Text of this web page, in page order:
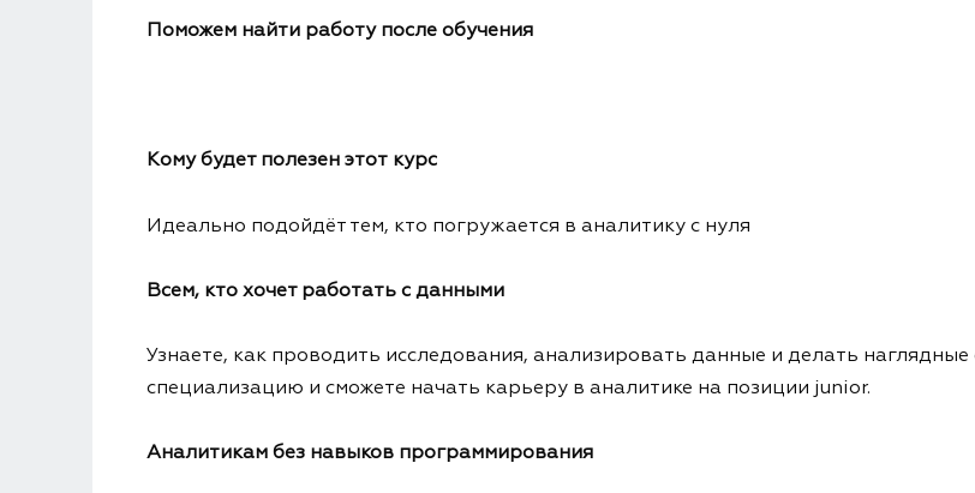
Поможем найти работу после обучения
Кому будет полезен этот курс
Идеально подойдёт тем, кто погружается в аналитику с нуля
Всем, кто хочет работать с данными
Узнаете, как проводить исследования, анализировать данные и делать наглядные
специализацию и сможете начать карьеру в аналитике на позиции junior.
Аналитикам без навыков программирования